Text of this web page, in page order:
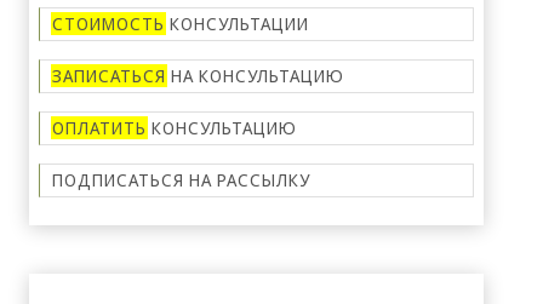
СТОИМОСТЬ КОНСУЛЬТАЦИИ
ЗАПИСАТЬСЯ НА КОНСУЛЬТАЦИЮ
ОПЛАТИТЬ КОНСУЛЬТАЦИЮ
ПОДПИСАТЬСЯ НА РАССЫЛКУ